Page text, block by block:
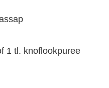
1 tl. knoflookpuree